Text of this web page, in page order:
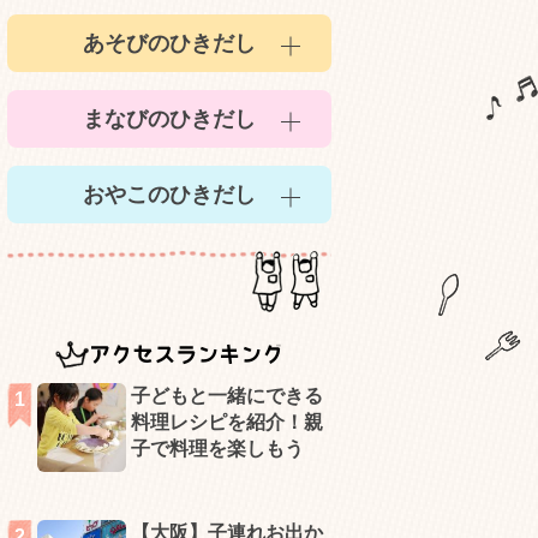
あそびのひきだし
まなびのひきだし
おやこのひきだし
アクセスランキング
子どもと一緒にできる
料理レシピを紹介！親
子で料理を楽しもう
【大阪】子連れお出か